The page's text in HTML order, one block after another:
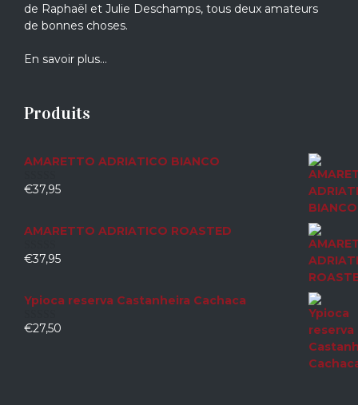
de Raphaël et Julie Deschamps, tous deux amateurs
de bonnes choses.
En savoir plus…
Produits
AMARETTO ADRIATICO BIANCO
0
€37,95
AMARETTO ADRIATICO ROASTED
0
€37,95
Ypioca reserva Castanheira Cachaca
0
€27,50